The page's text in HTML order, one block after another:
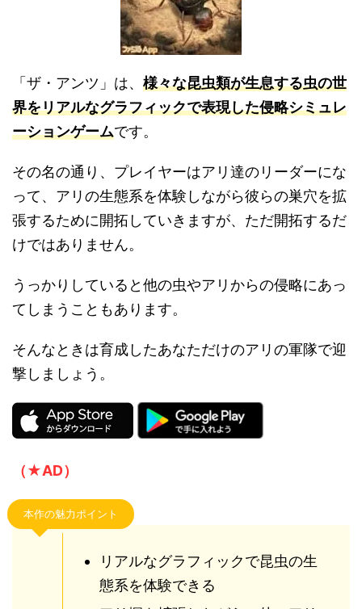
「ザ・アンツ」は、 様々な昆虫類が生息する虫の世
界をリアルなグラフィックで表現した侵略シミュレ
ーションゲームです。
その名の通り、プレイヤーはアリ達のリーダーにな
って、アリの生態系を体験しながら彼らの巣穴を拡
張するために開拓していきますが、ただ開拓するだ
けではありません。
うっかりしていると他の虫やアリからの侵略にあっ
てしまうこともあります。
そんなときは育成したあなただけのアリの軍隊で迎
撃しましょう。
（★AD）
本作の魅力ポイント
リアルなグラフィックで昆虫の生
態系を体験できる